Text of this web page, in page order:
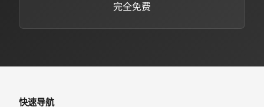
完全免费
快速导航